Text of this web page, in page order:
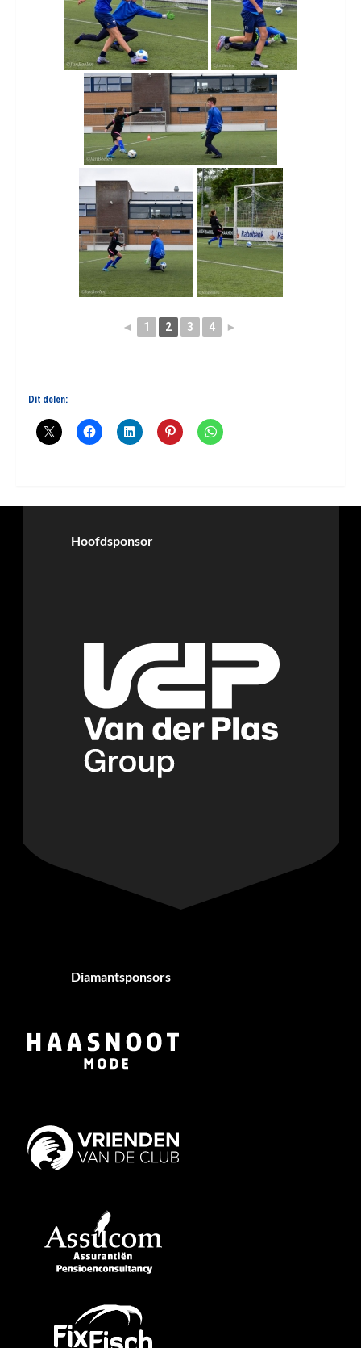
◄ 1 2 3 4 ►
Dit delen:
Hoofdsponsor
Diamantsponsors